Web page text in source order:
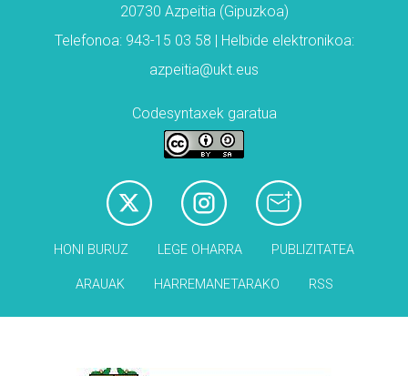
20730 Azpeitia (Gipuzkoa)
Telefonoa: 943-15 03 58 | Helbide elektronikoa:
azpeitia@ukt.eus
Codesyntaxek garatua
HONI BURUZ LEGE OHARRA PUBLIZITATEA
ARAUAK HARREMANETARAKO RSS